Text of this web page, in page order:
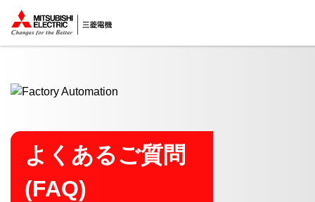
ここから本文
よくあるご質問
(FAQ)